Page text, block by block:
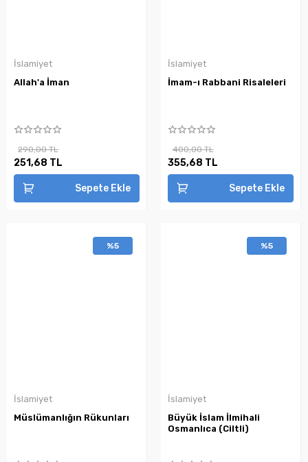
İslamiyet
Allah'a İman
290,00 TL
251,68 TL
Sepete Ekle
İslamiyet
İmam-ı Rabbani Risaleleri
400,00 TL
355,68 TL
Sepete Ekle
%5
İslamiyet
Müslümanlığın Rükunları
%5
İslamiyet
Büyük İslam İlmihali
Osmanlıca (Ciltli)